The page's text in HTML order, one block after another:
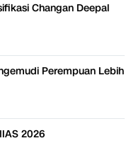
Changan Deepal
Perempuan Lebih
2026